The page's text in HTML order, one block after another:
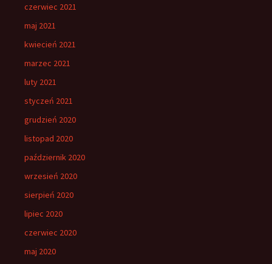
czerwiec 2021
maj 2021
kwiecień 2021
marzec 2021
luty 2021
styczeń 2021
grudzień 2020
listopad 2020
październik 2020
wrzesień 2020
sierpień 2020
lipiec 2020
czerwiec 2020
maj 2020